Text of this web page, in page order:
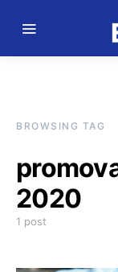
BROWSING TAG
2020
1 post